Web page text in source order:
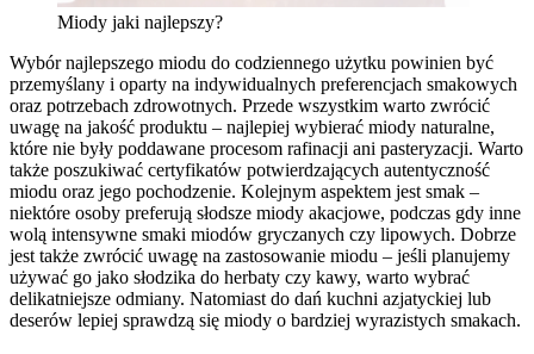
Miody jaki najlepszy?
Wybór najlepszego miodu do codziennego użytku powinien być
przemyślany i oparty na indywidualnych preferencjach smakowych
oraz potrzebach zdrowotnych. Przede wszystkim warto zwrócić
uwagę na jakość produktu – najlepiej wybierać miody naturalne,
które nie były poddawane procesom rafinacji ani pasteryzacji. Warto
także poszukiwać certyfikatów potwierdzających autentyczność
miodu oraz jego pochodzenie. Kolejnym aspektem jest smak –
niektóre osoby preferują słodsze miody akacjowe, podczas gdy inne
wolą intensywne smaki miodów gryczanych czy lipowych. Dobrze
jest także zwrócić uwagę na zastosowanie miodu – jeśli planujemy
używać go jako słodzika do herbaty czy kawy, warto wybrać
delikatniejsze odmiany. Natomiast do dań kuchni azjatyckiej lub
deserów lepiej sprawdzą się miody o bardziej wyrazistych smakach.